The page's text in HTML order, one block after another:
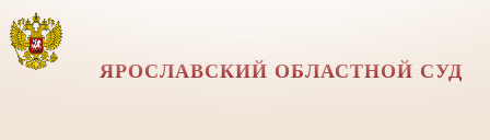
ЯРОСЛАВСКИЙ ОБЛАСТНОЙ СУД